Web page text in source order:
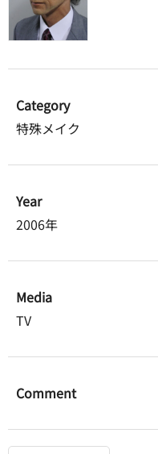
Category
特殊メイク
Year
2006年
Media
TV
Comment